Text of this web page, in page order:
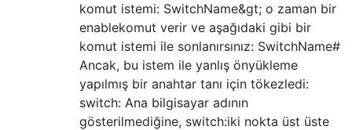
komut istemi: SwitchName&gt; o zaman bir
enablekomut verir ve aşağıdaki gibi bir
komut istemi ile sonlanırsınız: SwitchName#
Ancak, bu istem ile yanlış önyükleme
yapılmış bir anahtar tanı için tökezledi:
switch: Ana bilgisayar adının
gösterilmediğine, switch:iki nokta üst üste